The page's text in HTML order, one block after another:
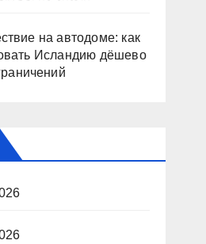
на автодоме: как
Исландию дёшево